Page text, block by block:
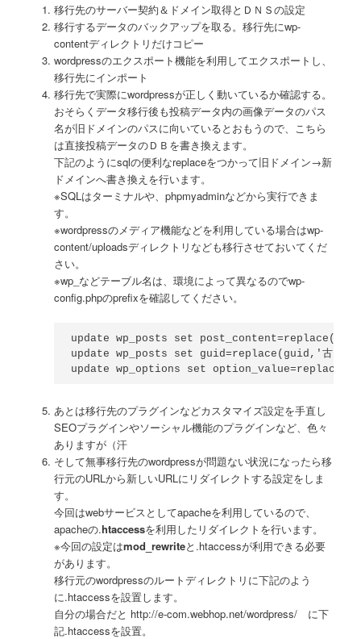
移行先のサーバー契約＆ドメイン取得とＤＮＳの設定
移行するデータのバックアップを取る。移行先にwp-
contentディレクトリだけコピー
wordpressのエクスポート機能を利用してエクスポートし、
移行先にインポート
移行先で実際にwordpressが正しく動いているか確認する。
おそらくデータ移行後も投稿データ内の画像データのパス
名が旧ドメインのパスに向いているとおもうので、こちら
は直接投稿データのＤＢを書き換えます。
下記のようにsqlの便利なreplaceをつかって旧ドメイン→新
ドメインへ書き換えを行います。
※SQLはターミナルや、phpmyadminなどから実行できま
す。
※wordpressのメディア機能などを利用している場合はwp-
content/uploadsディレクトリなども移行させておいてくだ
さい。
※wp_などテーブル名は、環境によって異なるのでwp-
config.phpのprefixを確認してください。
update wp_posts set
update wp_posts set guid=replace(guid,'古い
update wp_options set
あとは移行先のプラグインなどカスタマイズ設定を手直し
SEOプラグインやソーシャル機能のプラグインなど、色々
ありますが（汗
そして無事移行先のwordpressが問題ない状況になったら移
行元のURLから新しいURLにリダイレクトする設定をしま
す。
今回はwebサービスとしてapacheを利用しているので、
apacheの.htaccessを利用したリダイレクトを行います。
※今回の設定はmod_rewriteと.htaccessが利用できる必要
があります。
移行元のwordpressのルートディレクトリに下記のよう
に.htaccessを設置します。
自分の場合だと http://e-com.webhop.net/wordpress/ に下
記.htaccessを設置。